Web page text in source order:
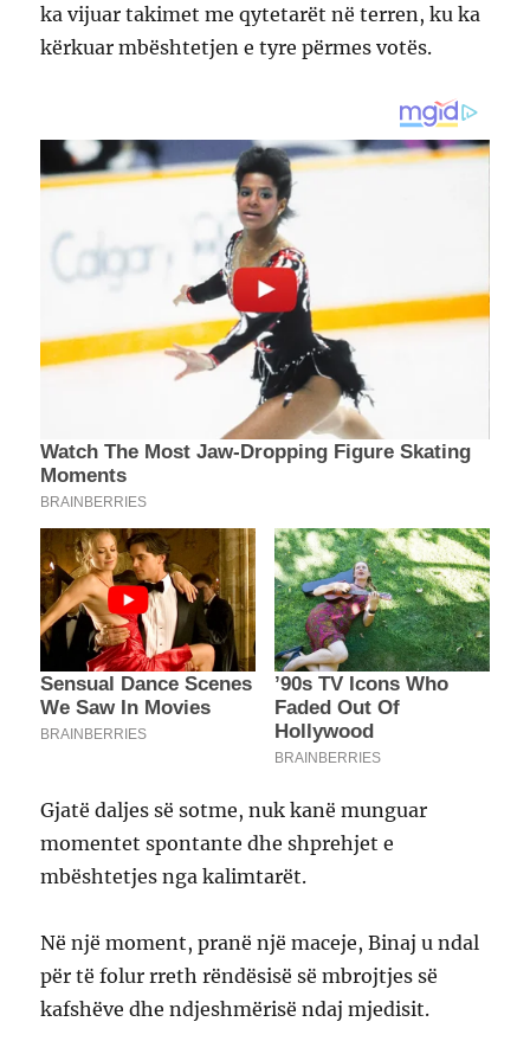
ka vijuar takimet me qytetarët në terren, ku ka
kërkuar mbështetjen e tyre përmes votës.
Gjatë daljes së sotme, nuk kanë munguar
momentet spontante dhe shprehjet e
mbështetjes nga kalimtarët.
Në një moment, pranë një maceje, Binaj u ndal
për të folur rreth rëndësisë së mbrojtjes së
kafshëve dhe ndjeshmërisë ndaj mjedisit.